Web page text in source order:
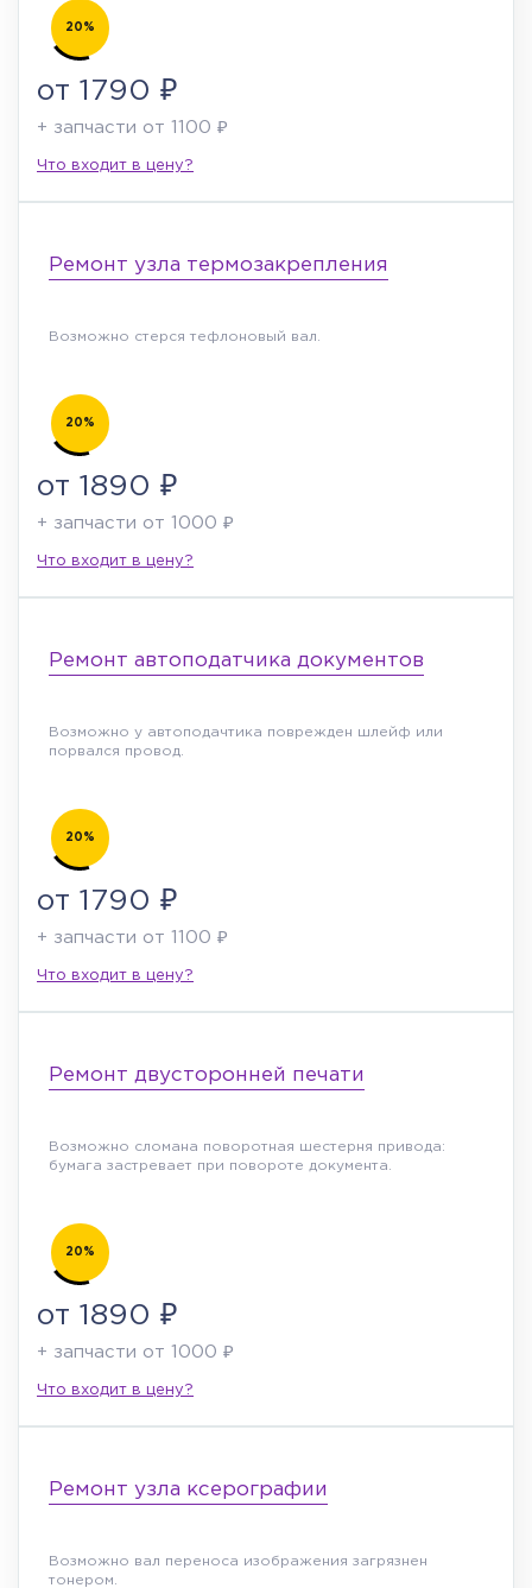
20%
от 1790 ₽
+ запчасти от 1100 ₽
Что входит в цену?
Ремонт узла термозакрепления
Возможно стерся тефлоновый вал.
20%
от 1890 ₽
+ запчасти от 1000 ₽
Что входит в цену?
Ремонт автоподатчика документов
Возможно у автоподачтика поврежден шлейф или
порвался провод.
20%
от 1790 ₽
+ запчасти от 1100 ₽
Что входит в цену?
Ремонт двусторонней печати
Возможно сломана поворотная шестерня привода:
бумага застревает при повороте документа.
20%
от 1890 ₽
+ запчасти от 1000 ₽
Что входит в цену?
Ремонт узла ксерографии
Возможно вал переноса изображения загрязнен
тонером.